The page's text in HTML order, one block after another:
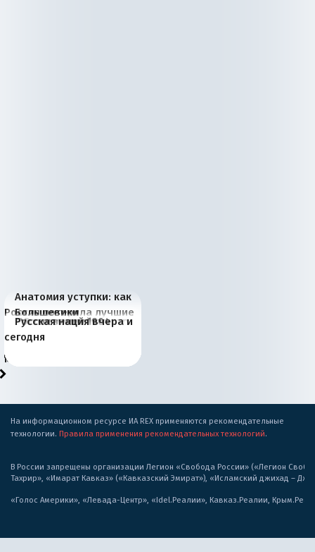
Июньская жара в
Европе и озоновые
дыры
Анатомия уступки: как
Россия потеряла лучшие
рыбопромысловые
районы Баренцева
моря
Большевики
отличаются от «Яблока»
тем, что они -
победители
Киевская марионетка
Запада рассказала о
«переобувании» хозяев
В России назрели
перемены: 15 шагов к
суверенной экономике
Миграционный пожар
Европы
Россия начинает
сбрасывать балласт
Анкориджа
Россия зимой 1904
года: первые уступки во
внутренней политике
Русская нация вчера и
сегодня
На информационном ресурсе ИА REX применяются рекомендательные
технологии. Правила применения рекомендательных технологий.
В России запрещены организации Легион «Свобода России» («Легион
Тахрир», «Имарат Кавказ» («Кавказский Эмират»), «Исламский джихад –
«Голос Америки», «Левада-Центр», «Idel.Реалии», Кавказ.Реалии,